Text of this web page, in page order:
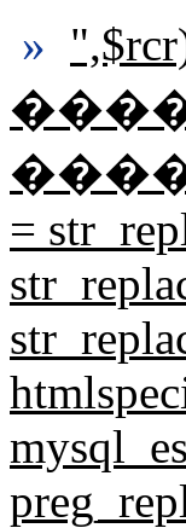
»
������
=